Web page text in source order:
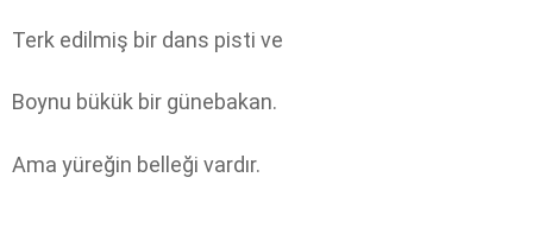
Terk edilmiş bir dans pisti ve
Boynu bükük bir günebakan.
Ama yüreğin belleği vardır.